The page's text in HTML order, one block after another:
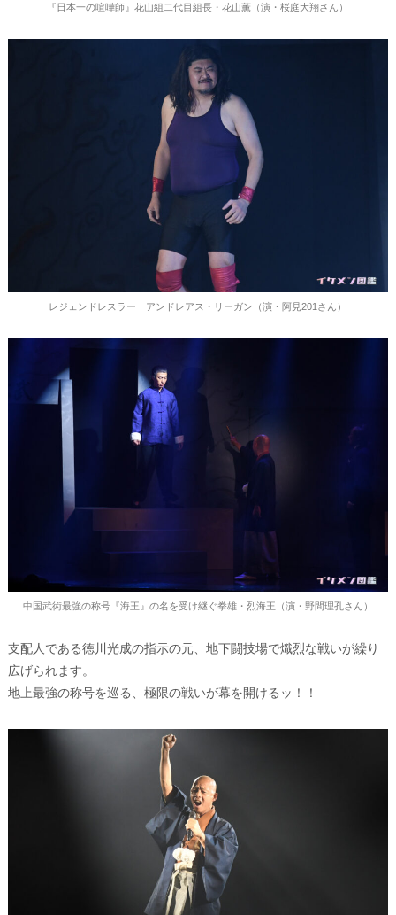
『日本一の喧嘩師』花山組二代目組長・花山薫（演・桜庭大翔さん）
レジェンドレスラー アンドレアス・リーガン（演・阿見201さん）
中国武術最強の称号『海王』の名を受け継ぐ拳雄・烈海王（演・野間理孔さん）
支配人である徳川光成の指示の元、地下闘技場で熾烈な戦いが繰り
広げられます。
地上最強の称号を巡る、極限の戦いが幕を開けるッ！！